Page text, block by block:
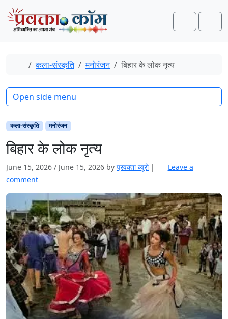
Skip to content
Skip to footer
Search
Home
कला-संस्कृति मनोरंजन बिहार के लोक नृत्य
कला-संस्कृति मनोरंजन
बिहार के लोक नृत्य
June 15, 2026 / June 15, 2026 by प्रवक्‍ता ब्यूरो |
Leave a
comment
Open side menu